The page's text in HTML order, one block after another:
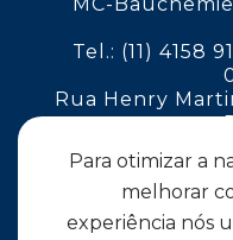
Tel.: (11) 4158
Rua Henry
São
Para otimizar a
melhorar
experiência nós